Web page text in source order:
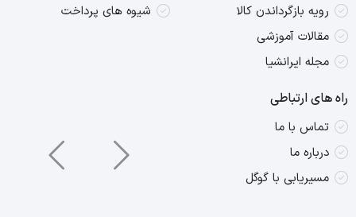
رویه بازگرداندن کالا
مقالات آموزشی
مجله ایرانشیا
شیوه های پرداخت
راه های ارتباطی
تماس با ما
درباره ما
مسیریابی با گوگل